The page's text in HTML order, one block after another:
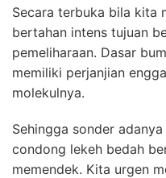
Secara terbuka bila kita
bertahan intens tujuan
pemeliharaan. Dasar
memiliki perjanjian
molekulnya.
Sehingga sonder
condong lekeh bedah
memendek. Kita urgen